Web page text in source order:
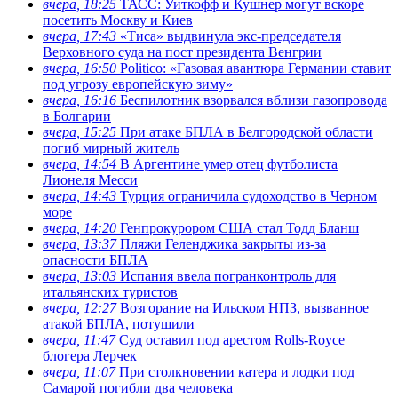
вчера, 18:25 ТАСС: Уиткофф и Кушнер могут вскоре
посетить Москву и Киев
вчера, 17:43 «Тиса» выдвинула экс-председателя
Верховного суда на пост президента Венгрии
вчера, 16:50 Politico: «Газовая авантюра Германии ставит
под угрозу европейскую зиму»
вчера, 16:16 Беспилотник взорвался вблизи газопровода
в Болгарии
вчера, 15:25 При атаке БПЛА в Белгородской области
погиб мирный житель
вчера, 14:54 В Аргентине умер отец футболиста
Лионеля Месси
вчера, 14:43 Турция ограничила судоходство в Черном
море
вчера, 14:20 Генпрокурором США стал Тодд Бланш
вчера, 13:37Пляжи Геленджика закрыты из-за
опасности БПЛА
вчера, 13:03 Испания ввела погранконтроль для
итальянских туристов
вчера, 12:27Возгорание на Ильском НПЗ, вызванное
атакой БПЛА, потушили
вчера, 11:47Суд оставил под арестом Rolls-Royce
блогера Лерчек
вчера, 11:07При столкновении катера и лодки под
Самарой погибли два человека